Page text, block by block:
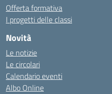
Offerta formativa
I progetti delle classi
Novità
Le notizie
Le circolari
Calendario eventi
Albo Online